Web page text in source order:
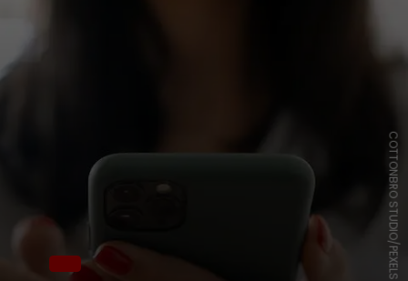
COTTONBRO STUDIO/PEXELS